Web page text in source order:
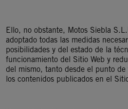
Ello, no obstante, Motos Siebla
adoptado todas las medidas
posibilidades y del estado de la
funcionamiento del Sitio Web y
del mismo, tanto desde el punto
los contenidos publicados en el